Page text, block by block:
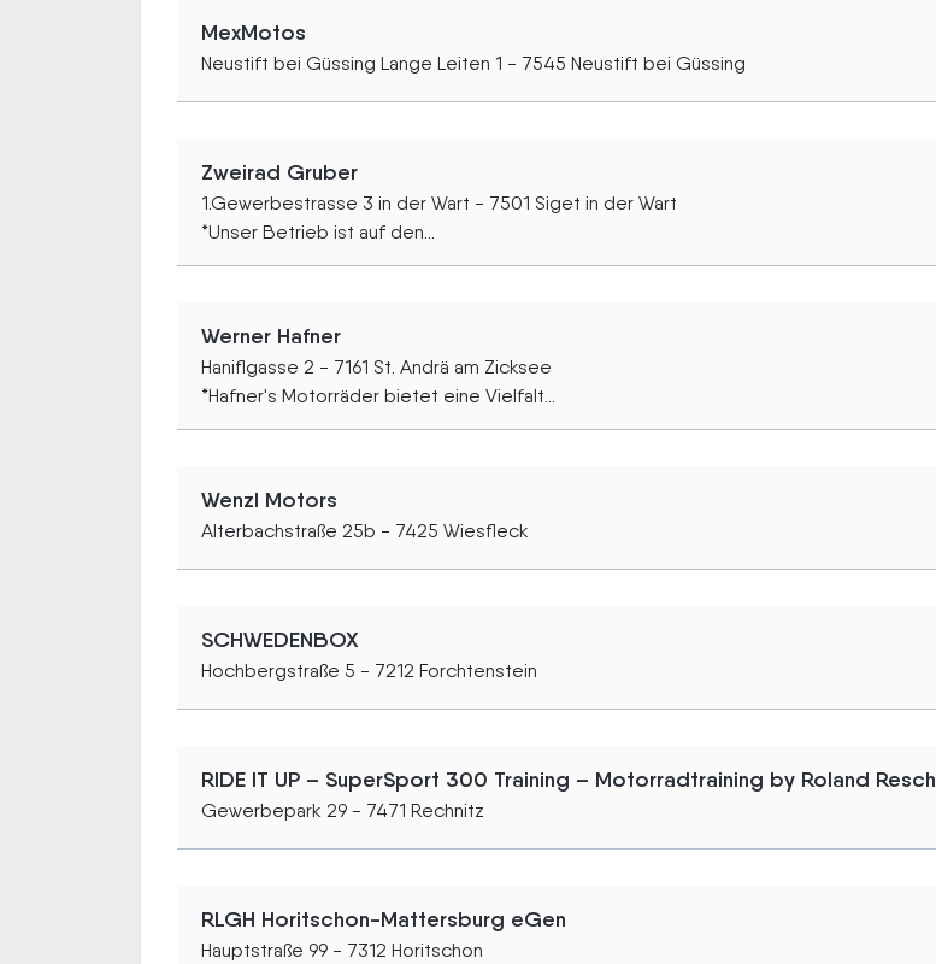
MexMotos
Neustift bei Güssing Lange Leiten 1 - 7545 Neustift bei Güssing
Zweirad Gruber
1.Gewerbestrasse 3 in der Wart - 7501 Siget in der Wart
*Unser Betrieb ist auf den...
Werner Hafner
Haniflgasse 2 - 7161 St. Andrä am Zicksee
*Hafner's Motorräder bietet eine Vielfalt...
Wenzl Motors
Alterbachstraße 25b - 7425 Wiesfleck
SCHWEDENBOX
Hochbergstraße 5 - 7212 Forchtenstein
RIDE IT UP – SuperSport 300 Training – Motorradtraining by Roland Resch
Gewerbepark 29 - 7471 Rechnitz
RLGH Horitschon-Mattersburg eGen
Hauptstraße 99 - 7312 Horitschon